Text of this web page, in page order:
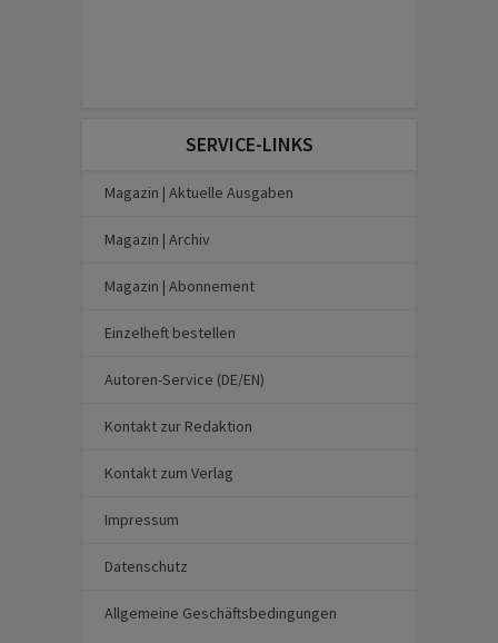
SERVICE-LINKS
Magazin | Aktuelle Ausgaben
Magazin | Archiv
Magazin | Abonnement
Einzelheft bestellen
Autoren-Service (DE/EN)
Kontakt zur Redaktion
Kontakt zum Verlag
Impressum
Datenschutz
Allgemeine Geschäftsbedingungen